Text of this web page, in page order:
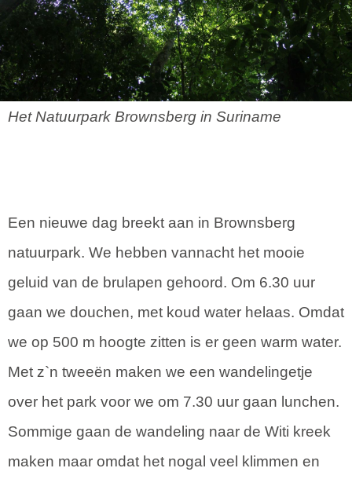
Het Natuurpark Brownsberg in Suriname
Een nieuwe dag breekt aan in Brownsberg
natuurpark. We hebben vannacht het mooie
geluid van de brulapen gehoord. Om 6.30 uur
gaan we douchen, met koud water helaas. Omdat
we op 500 m hoogte zitten is er geen warm water.
Met z`n tweeën maken we een wandelingetje
over het park voor we om 7.30 uur gaan lunchen.
Sommige gaan de wandeling naar de Witi kreek
maken maar omdat het nogal veel klimmen en